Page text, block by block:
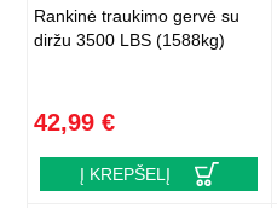
Rankinė traukimo gervė su
diržu 3500 LBS (1588kg)
42,99 €
Į KREPŠELĮ